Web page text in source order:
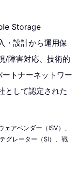
Storage
・設計から運用保
/障害対応、技術的
トナーネットワー
として認定された
アベンダー（ISV）、
グレーター（SI）、戦